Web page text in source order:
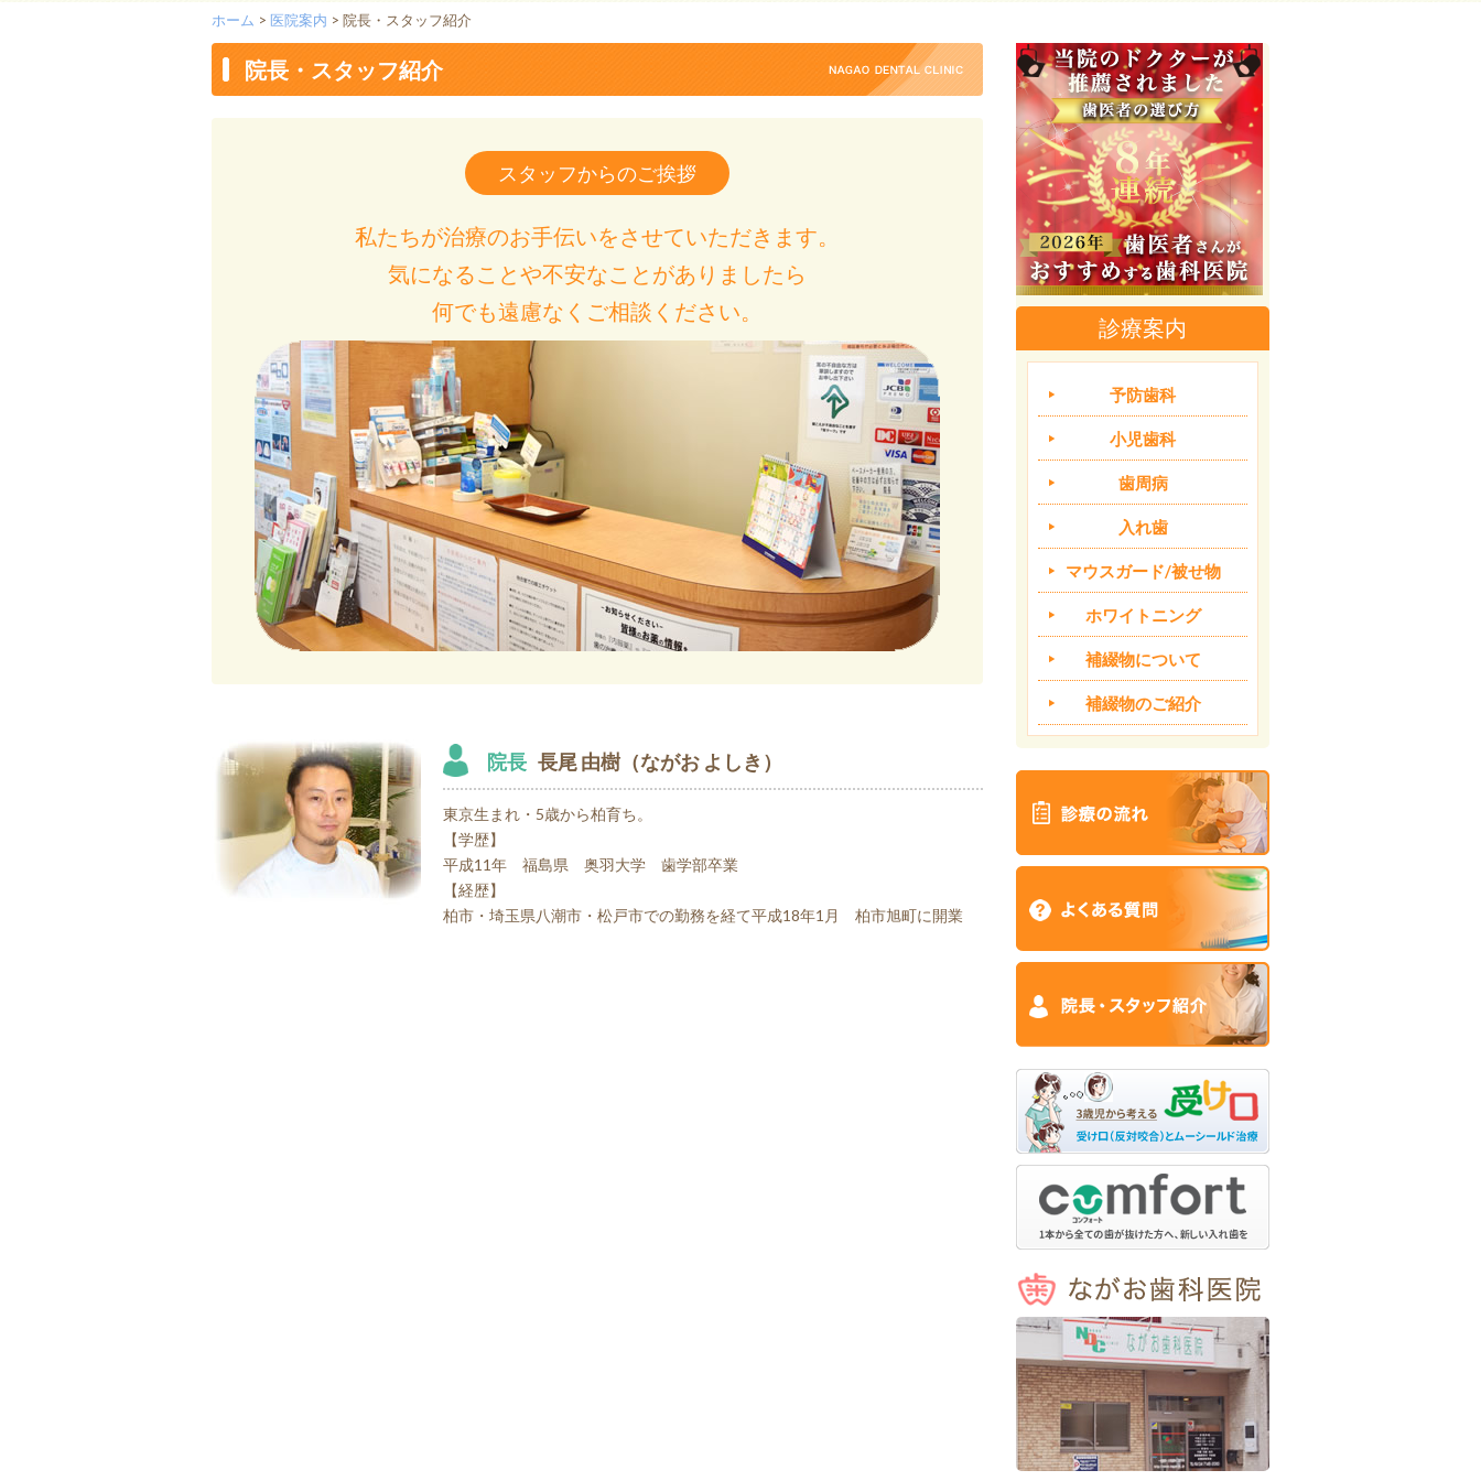
ホーム > 医院案内 > 院長・スタッフ紹介
院長・スタッフ紹介
スタッフからのご挨拶
私たちが治療のお手伝いをさせていただきます。
気になることや不安なことがありましたら
何でも遠慮なくご相談ください。
院長 長尾 由樹（ながお よしき）
東京生まれ・5歳から柏育ち。
【学歴】
平成11年 福島県 奥羽大学 歯学部卒業
【経歴】
柏市・埼玉県八潮市・松戸市での勤務を経て平成18年1月 柏市旭町に開業
診療案内
予防歯科
小児歯科
歯周病
入れ歯
マウスガード/被せ物
ホワイトニング
補綴物について
補綴物のご紹介